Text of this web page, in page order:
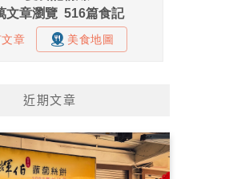
近期文章